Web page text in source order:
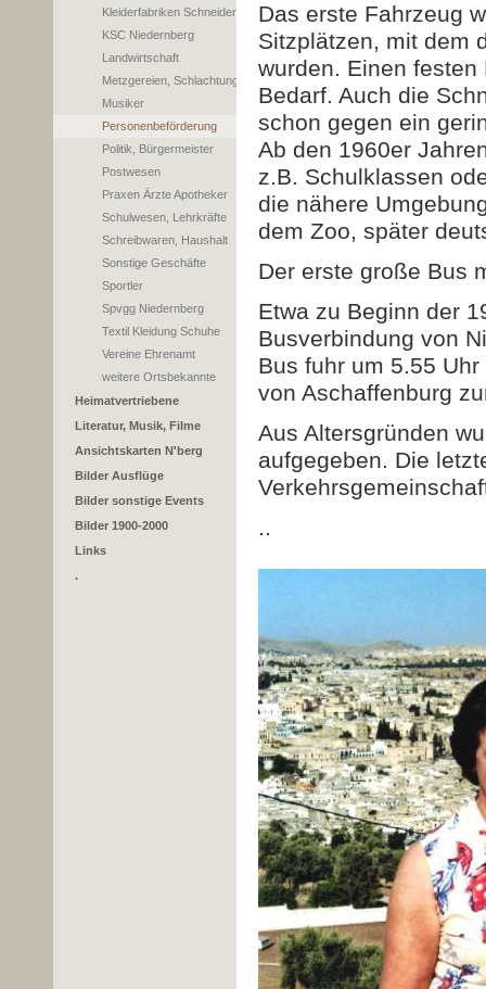
Kleiderfabriken Schneider
KSC Niedernberg
Landwirtschaft
Metzgereien, Schlachtung
Musiker
Personenbeförderung
Politik, Bürgermeister
Postwesen
Praxen Ärzte Apotheker
Schulwesen, Lehrkräfte
Schreibwaren, Haushalt
Sonstige Geschäfte
Sportler
Spvgg Niedernberg
Textil Kleidung Schuhe
Vereine Ehrenamt
weitere Ortsbekannte
Heimatvertriebene
Literatur, Musik, Filme
Ansichtskarten N'berg
Bilder Ausflüge
Bilder sonstige Events
Bilder 1900-2000
Links
.
Das erste Fahrzeug
Sitzplätzen, mit dem
wurden. Einen
Bedarf. Auch die
schon gegen ein
Ab den 1960er
z.B. Schulklassen
die nähere
dem Zoo, später
Der erste große Bus
Etwa zu Beginn der
Busverbindung von
Bus fuhr um 5.55
von Aschaffenburg
Aus Altersgründen
aufgegeben. Die
..